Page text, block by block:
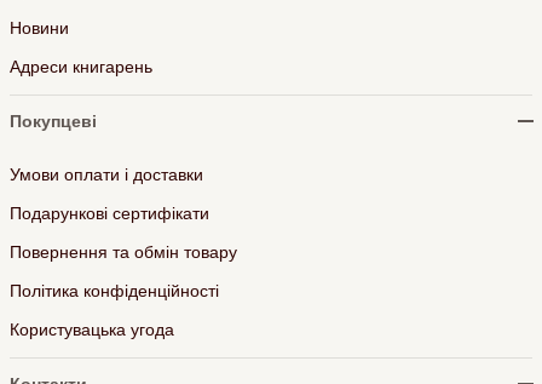
Новини
Адреси книгарень
Покупцеві
Умови оплати і доставки
Подарункові сертифікати
Повернення та обмін товару
Політика конфіденційності
Користувацька угода